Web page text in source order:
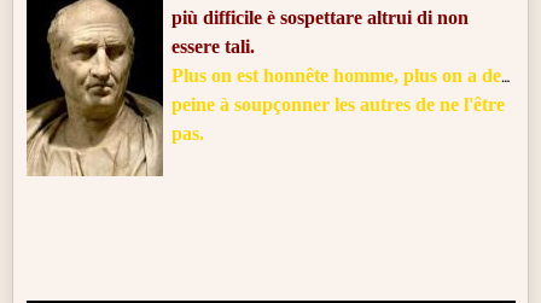
più difficile è sospettare altrui di non
essere tali.
Plus on est honnête homme, plus on a de
peine à soupçonner les autres de ne l'être
pas.